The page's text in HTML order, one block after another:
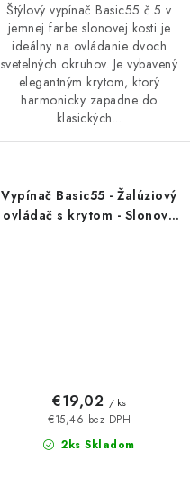
Štýlový vypínač Basic55 č.5 v
jemnej farbe slonovej kosti je
ideálny na ovládanie dvoch
svetelných okruhov. Je vybavený
elegantným krytom, ktorý
harmonicky zapadne do
klasických...
Vypínač Basic55 - Žalúziový
ovládač s krytom - Slonová
2ks Skladom
€15,46 bez DPH
€19,02 / ks